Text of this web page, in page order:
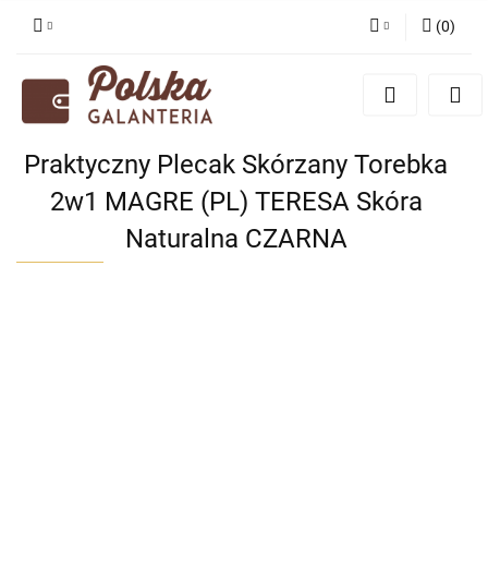
Zaloguj się
Zgody cookies
(0)
Praktyczny Plecak Skórzany Torebka
2w1 MAGRE (PL) TERESA Skóra
Naturalna CZARNA